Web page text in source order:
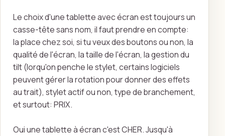
Le choix d'une tablette avec écran est toujours un
casse-tête sans nom, il faut prendre en compte:
la place chez soi, si tu veux des boutons ou non, la
qualité de l'écran, la taille de l'écran, la gestion du
tilt (lorqu'on penche le stylet, certains logiciels
peuvent gérer la rotation pour donner des effets
au trait), stylet actif ou non, type de branchement,
et surtout: PRIX.
Oui une tablette à écran c'est CHER. Jusqu'à